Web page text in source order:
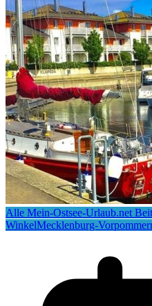
Alle Mein-Ostsee-Urlaub.net
WinkelMecklenburg-